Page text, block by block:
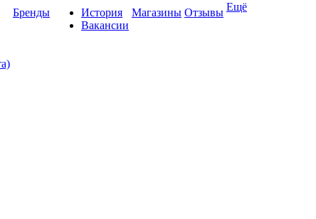
Бренды
История
Вакансии
Магазины Отзывы Ещё